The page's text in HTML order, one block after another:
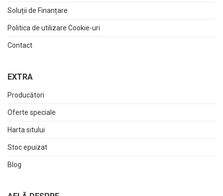
Soluții de Finanțare
Politica de utilizare Cookie-uri
Contact
EXTRA
Producători
Oferte speciale
Harta sitului
Stoc epuizat
Blog